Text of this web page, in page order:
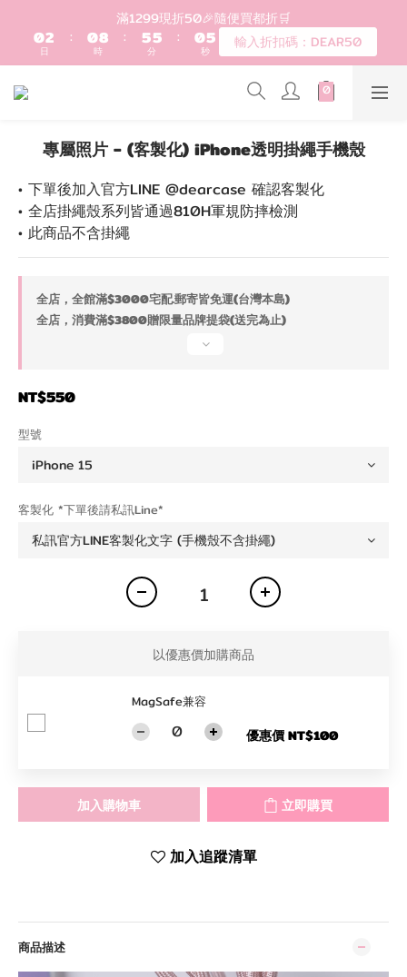
登入會員滿$1200超取免運 - 輸入折扣碼：DEAR20
1
0
日
7
6
2
1
0
時
:
5
4
3
5
4
3
分
:
03
2
1
秒 輸入折扣碼：DEAR50
歡迎首購!滿1000全館95折! 新客領卷去~
登入會員滿$1200超取免運 - 輸入折扣碼：DEAR20
專屬照片 - (客製化) iPhone透明掛繩手機殼
• 下單後加入官方LINE @dearcase 確認客製化
• 全店掛繩殼系列皆通過810H軍規防摔檢測
• 此商品不含掛繩
全店，全館滿$3000宅配.郵寄皆免運(台灣本島)
全店，消費滿$3800贈限量品牌提袋(送完為止)
NT$550
型號
客製化 *下單後請私訊Line*
以優惠價加購商品
MagSafe兼容
優惠價 NT$100
加入購物車 立即購買
加入追蹤清單
商品描述